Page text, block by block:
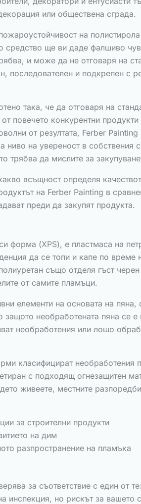
или обществена сграда.
на
средство ще ви даде фалшиво
и може да не отговаря на
последователен и подкрепен с
така, че да отговаря на
повечето конкурентни
от резултата, Ferber
ниво на увереност в
трябва да мислите за
всъщност определя
на Ferber Painting в
преди да закупят продукта.
форма (XPS), е пластмаса на
да се топи и капе по
също отделя гъст
от самите пламъци.
елементи на основата на пяна,
необработената пяна се е
необработения или лошо
класифицират необработения
с подходящ огнезащитен
живеете, местните
за строителни продукти
на дим
разпространение на пламъка
за съответствие с един от
но рискът за вашето